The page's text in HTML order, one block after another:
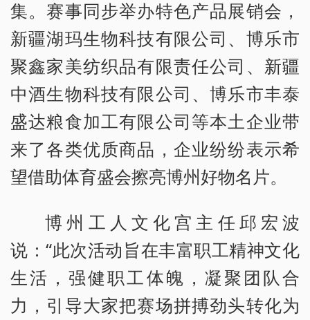
集。赛事同步举办特色产品展销会，
新疆湖玛生物科技有限公司、博乐市
聚鑫家美纺织品有限责任公司、新疆
中酒生物科技有限公司、博乐市丰泰
盛达粮食加工有限公司等本土企业带
来了各类优质商品，企业纷纷表示希
望借助体育盛会擦亮博州好物名片。
博州工人文化宫主任邱宏波
说：“此次活动旨在丰富职工精神文化
生活，强健职工体魄，凝聚团队合
力，引导大家把赛场拼搏劲头转化为